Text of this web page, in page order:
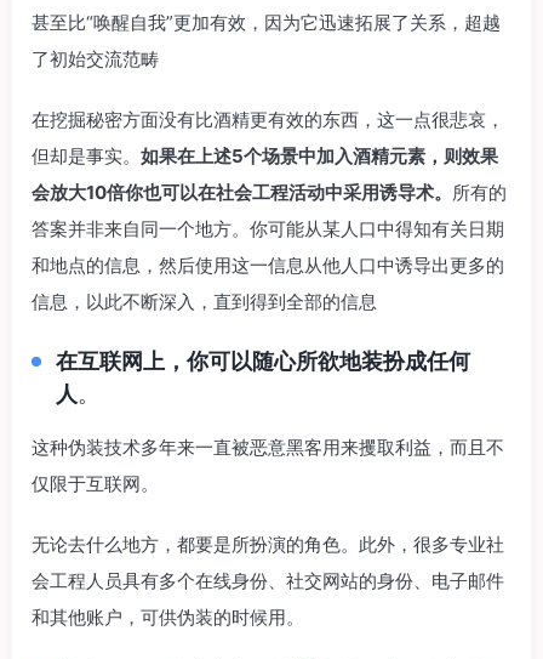
甚至比“唤醒自我”更加有效，因为它迅速拓展了关系，超越
了初始交流范畴
在挖掘秘密方面没有比酒精更有效的东西，这一点很悲哀，
但却是事实。 如果在上述5个场景中加入酒精元素，则效果
会放大10倍你也可以在社会工程活动中采用诱导术。 所有的
答案并非来自同一个地方。你可能从某人口中得知有关日期
和地点的信息，然后使用这一信息从他人口中诱导出更多的
信息，以此不断深入，直到得到全部的信息
在互联网上，你可以随心所欲地装扮成任何
人。
这种伪装技术多年来一直被恶意黑客用来攫取利益，而且不
仅限于互联网。
无论去什么地方，都要是所扮演的角色。此外，很多专业社
会工程人员具有多个在线身份、社交网站的身份、电子邮件
和其他账户，可供伪装的时候用。